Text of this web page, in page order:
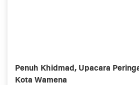
Penuh Khidmad, Upacara
Kota Wamena